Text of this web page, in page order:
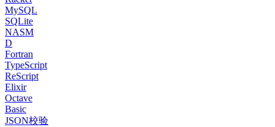
MySQL
SQLite
NASM
D
Fortran
TypeScript
ReScript
Elixir
Octave
Basic
JSON校验